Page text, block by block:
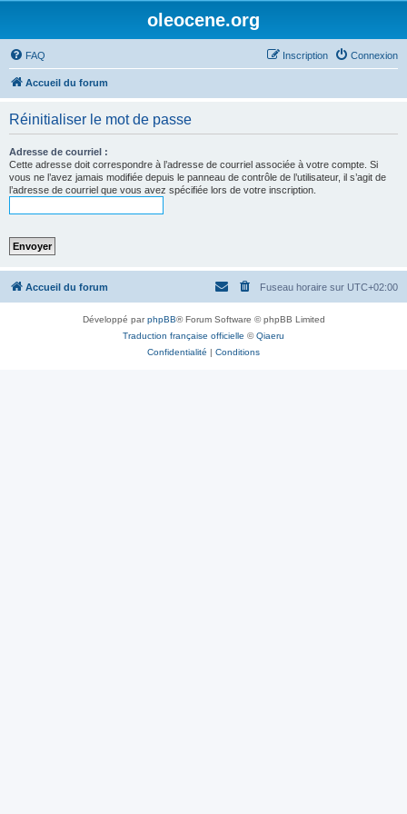
oleocene.org
FAQ Connexion
Inscription
Accueil du forum
Réinitialiser le mot de passe
Adresse de courriel :
Cette adresse doit correspondre à l’adresse de courriel associée à votre compte. Si
vous ne l’avez jamais modifiée depuis le panneau de contrôle de l’utilisateur, il s’agit de
l’adresse de courriel que vous avez spécifiée lors de votre inscription.
Accueil du forum Fuseau horaire sur UTC+02:00
Développé parphpBB® Forum Software © phpBB Limited
Traduction française officielle ©Qiaeru
Confidentialité | Conditions